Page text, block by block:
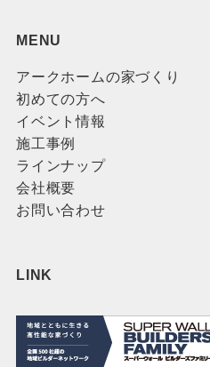
MENU
アークホームの家づくり
初めての方へ
イベント情報
施工事例
ラインナップ
会社概要
お問い合わせ
LINK